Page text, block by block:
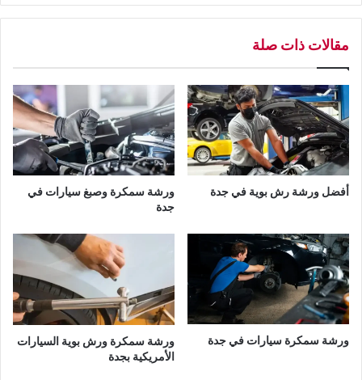
ي
ت
ا
ل
ي
ا
ب
ن
ي
ة
ف
ي
ج
ة
مقالات ذات صلة
أفضل ورشة رش بوية في جدة
ورشة سمكرة وصبغ سيارات في
جدة
ورشة سمكرة سيارات في جدة
ورشة سمكرة ورش بوية السيارات
الأمريكية بجدة